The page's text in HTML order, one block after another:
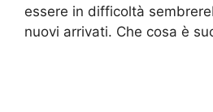
essere in difficoltà
nuovi arrivati. Che cosa è